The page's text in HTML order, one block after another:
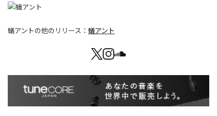
蟻アントの他のリリース： 蟻アント